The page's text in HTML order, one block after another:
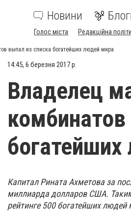
Новини
Голос міста Редакційна
выпал из списка богатейших людей мира
14:45, 6 березня 2017 р.
Владелец
Капитал Рината Ахметова за
миллиарда долларов США.
рейтинге 500 богатейших